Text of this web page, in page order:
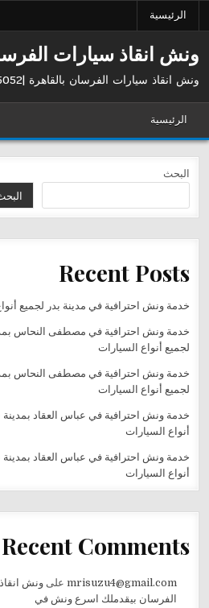
الرئيسية
ونش انقاذ سيارات الفرسان
ونش انقاذ سيارات الفرسان بالقاهرة |01282505052
الرئيسية
البحث
Recent Posts
خدمة ونش احترافية في مدينة بدر لجميع
خدمة ونش احترافية في مصطفى النحاس
لجميع أنواع السيارات
خدمة ونش احترافية في مصطفى النحاس
لجميع أنواع السيارات
خدمة ونش احترافية في عباس العقاد بمدينة
أنواع السيارات
خدمة ونش احترافية في عباس العقاد بمدينة
أنواع السيارات
Recent Comments
mrisuzu4@gmail.comعلى ونش
الفرسان بيقدملك اسرع ونش في